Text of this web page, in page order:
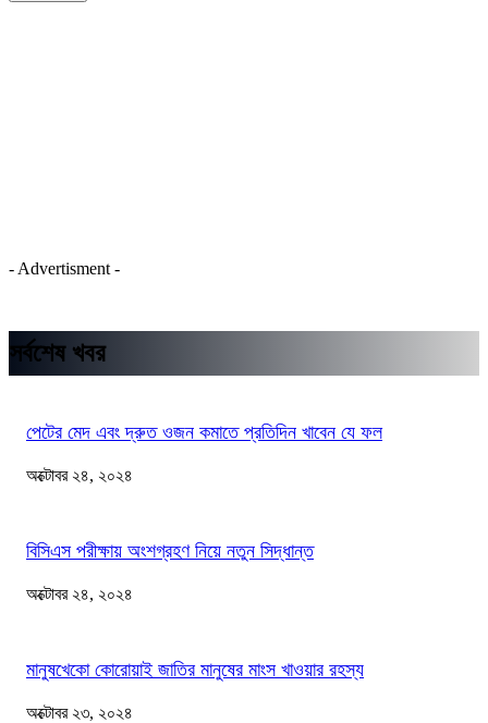
- Advertisment -
সর্বশেষ খবর
পেটের মেদ এবং দ্রুত ওজন কমাতে প্রতিদিন খাবেন যে ফল
অক্টোবর ২৪, ২০২৪
বিসিএস পরীক্ষায় অংশগ্রহণ নিয়ে নতুন সিদ্ধান্ত
অক্টোবর ২৪, ২০২৪
মানুষখেকো কোরোয়াই জাতির মানুষের মাংস খাওয়ার রহস্য
অক্টোবর ২৩, ২০২৪